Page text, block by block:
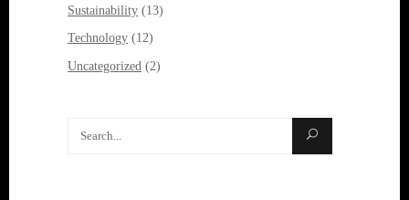
Sustainability (13)
Technology (12)
Uncategorized (2)